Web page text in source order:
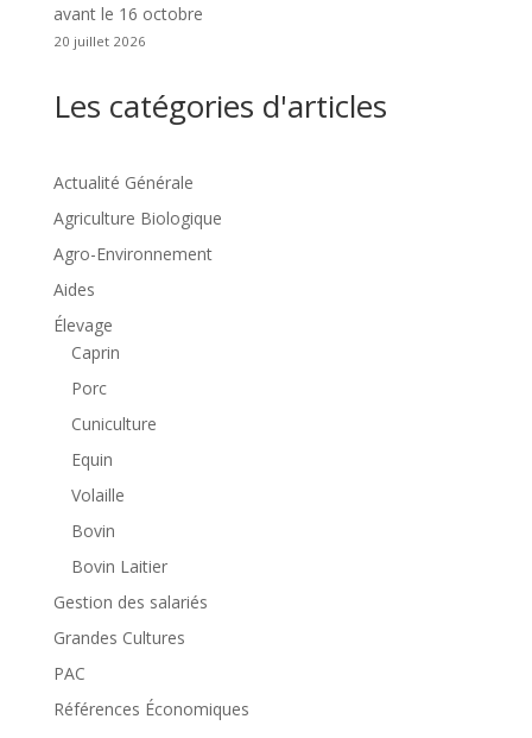
avant le 16 octobre
20 juillet 2026
Les catégories d'articles
Actualité Générale
Agriculture Biologique
Agro-Environnement
Aides
Élevage
Caprin
Porc
Cuniculture
Equin
Volaille
Bovin
Bovin Laitier
Gestion des salariés
Grandes Cultures
PAC
Références Économiques